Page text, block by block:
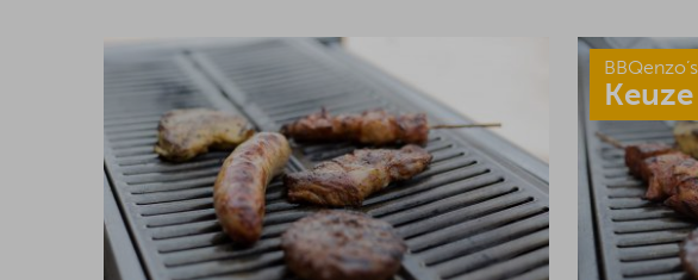
BBQenzo’s
Keuze